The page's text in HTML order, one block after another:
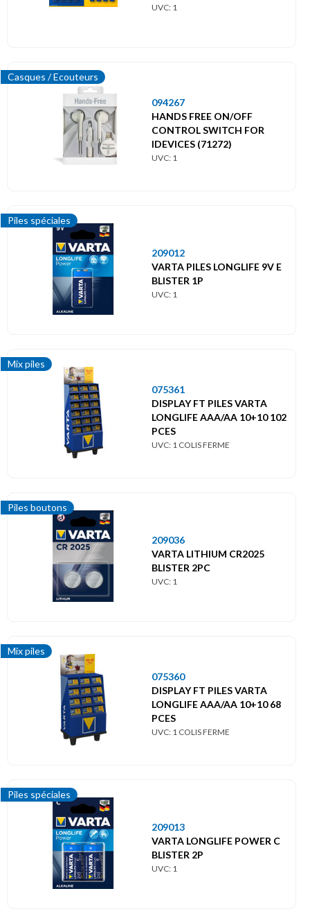
UVC: 1
Casques / Ecouteurs
094267
HANDS FREE ON/OFF
CONTROL SWITCH FOR
IDEVICES (71272)
UVC: 1
Piles spéciales
209012
VARTA PILES LONGLIFE 9V E
BLISTER 1P
UVC: 1
Mix piles
075361
DISPLAY FT PILES VARTA
LONGLIFE AAA/AA 10+10 102
PCES
UVC: 1 COLIS FERME
Piles boutons
209036
VARTA LITHIUM CR2025
BLISTER 2PC
UVC: 1
Mix piles
075360
DISPLAY FT PILES VARTA
LONGLIFE AAA/AA 10+10 68
PCES
UVC: 1 COLIS FERME
Piles spéciales
209013
VARTA LONGLIFE POWER C
BLISTER 2P
UVC: 1